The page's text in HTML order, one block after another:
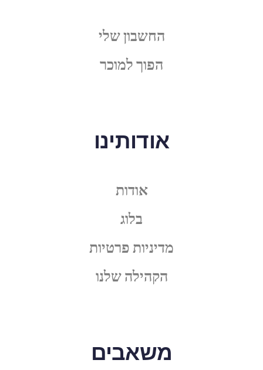
החשבון שלי
הפוך למוכר
אודותינו
אודות
בלוג
מדיניות פרטיות
הקהילה שלנו
משאבים